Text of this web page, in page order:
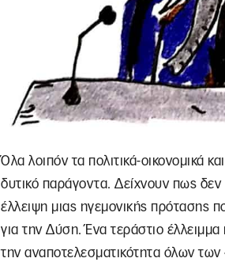
Όλα λοιπόν τα πολιτικά-οικονομικά
δυτικό παράγοντα. Δείχνουν πως δεν
έλλειψη μιας ηγεμονικής πρότασης
για την Δύση. Ένα τεράστιο έλλειμμα
την αναποτελεσματικότητα όλων